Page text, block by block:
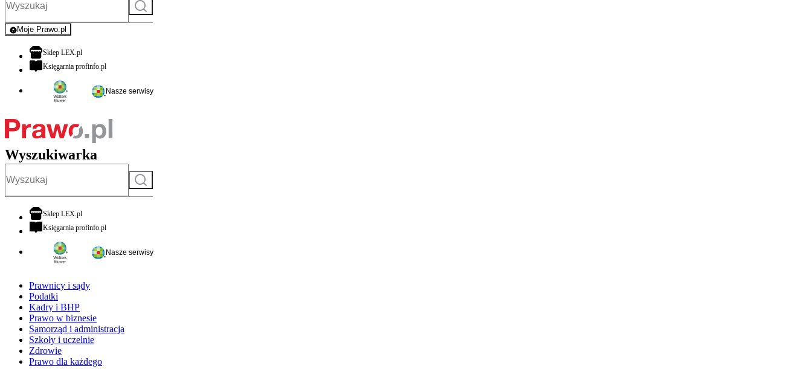
Szukaj
Moje Prawo.pl
- rejestracja i logowanie do serwisu
Sklep LEX.plotwiera się w nowej karcie
Księgarnia profinfo.plotwiera się w nowej karcie
Nasze serwisy
Wyszukiwarka
Szukaj
Sklep LEX.plotwiera się w nowej karcie
Księgarnia profinfo.plotwiera się w nowej karcie
Nasze serwisy
Prawnicy i sądy
Podatki
Kadry i BHP
Prawo w biznesie
Samorząd i administracja
Szkoły i uczelnie
Zdrowie
Prawo dla każdego